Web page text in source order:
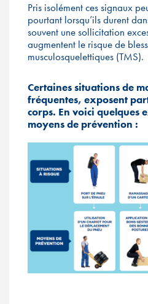
Pris isolément ces signaux
pourtant lorsqu’ils durent
souvent une sollicitation
augmentent le risque de
musculosquelettiques (TMS).
Certaines situations de
fréquentes, exposent
corps. En voici quelques
moyens de prévention :